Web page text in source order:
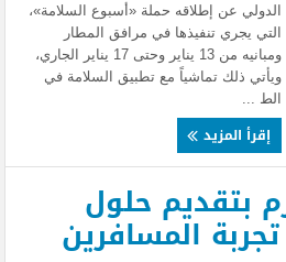
الدولي عن إطلاقه حملة «أسبوع السلامة»،
التي يجري تنفيذها في مرافق المطار
ومبانيه من 13 يناير وحتى 17 يناير الجاري،
ويأتي ذلك تماشياً مع تطبيق السلامة في
الط ...
إقرأ المزيد
بتقديم حلول
المسافرين